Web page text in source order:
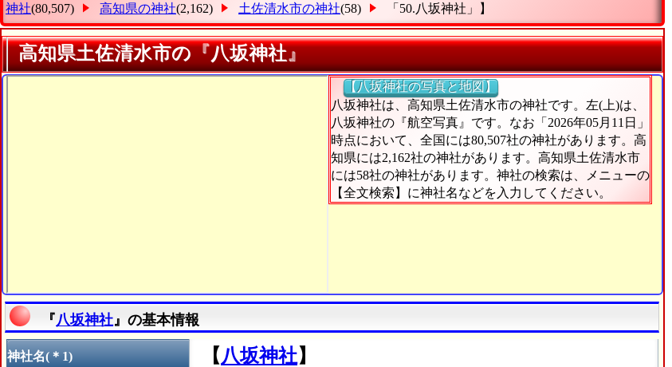
神社(80,507) 高知県の神社(2,162) 土佐清水市の神社(58) 「50.八坂神社」 】
高知県土佐清水市の『八坂神社』
【八坂神社の写真と地図】
八坂神社は、高知県土佐清水市の神社です。左(上)は、
八坂神社の『航空写真』です。なお「2026年05月11日」
時点において、全国には80,507社の神社があります。高
知県には2,162社の神社があります。高知県土佐清水市
には58社の神社があります。神社の検索は、メニューの
【全文検索】に神社名などを入力してください。
『八坂神社 』の基本情報
神社名(＊1) 【 八坂神社】